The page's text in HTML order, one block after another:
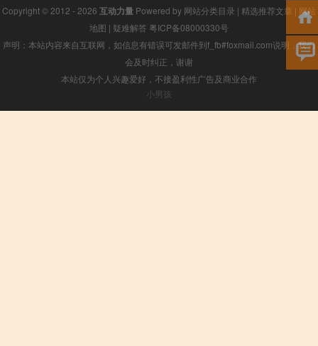
Copyright © 2012 - 2026 互动力量 Powered by 网站分类目录 | 精选推荐文章 | 网站
地图 | 疑难解答 粤ICP备08000330号
声明：本站内容来自互联网，如信息有错误可发邮件到f_fb#foxmail.com说明，我们
会及时纠正，谢谢
本站仅为个人兴趣爱好，不接盈利性广告及商业合作
小男孩